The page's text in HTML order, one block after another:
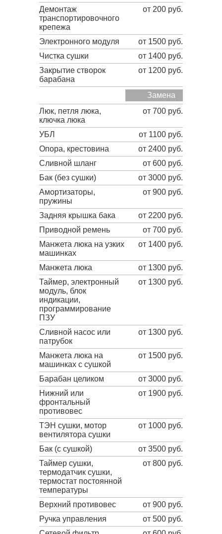
Демонтаж
транспортировочного
крепежа
от 200 руб.
Электронного модуля
от 1500 руб.
Чистка сушки
от 1400 руб.
Закрытие створок
барабана
от 1200 руб.
Замена
Люк, петля люка,
ключка люка
от 700 руб.
УБЛ
от 1100 руб.
Опора, крестовина
от 2400 руб.
Сливной шланг
от 600 руб.
Бак (без сушки)
от 3000 руб.
Амортизаторы,
пружины
от 900 руб.
Задняя крышка бака
от 2200 руб.
Приводной ремень
от 700 руб.
Манжета люка на узких
машинках
от 1400 руб.
Манжета люка
от 1300 руб.
Таймер, электронный
модуль, блок
индикации,
программирование
ПЗУ
от 1300 руб.
Сливной насос или
патрубок
от 1300 руб.
Манжета люка на
машинках с сушкой
от 1500 руб.
Барабан целиком
от 3000 руб.
Нижний или
фронтальный
противовес
от 1900 руб.
ТЭН сушки, мотор
вентилятора сушки
от 1000 руб.
Бак (с сушкой)
от 3500 руб.
Таймер сушки,
термодатчик сушки,
термостат постоянной
температуры
от 800 руб.
Верхний противовес
от 900 руб.
Ручка управления
от 500 руб.